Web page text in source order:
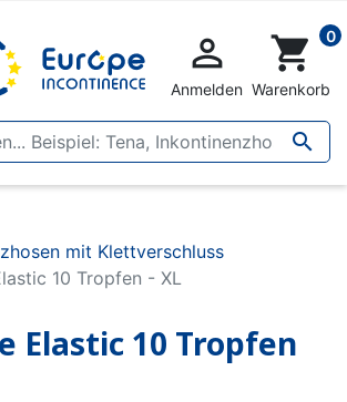


Anmelden
shopping_cart 0
Warenkorb
mit Klettverschluss
10 Tropfen - XL
Elastic 10 Tropfen